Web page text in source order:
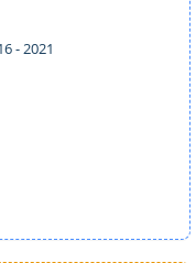
- 2021